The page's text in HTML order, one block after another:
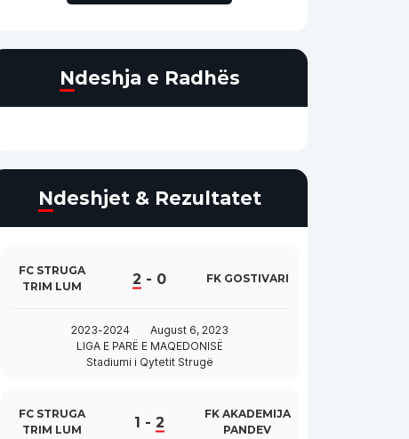
Ndeshja e Radhës
Ndeshjet & Rezultatet
FC STRUGA
TRIM LUM
2 - 0 FK GOSTIVARI
2023-2024
August 6, 2023
LIGA E PARË E MAQEDONISË
Stadiumi i Qytetit Strugë
FC STRUGA
TRIM LUM
1 - 2
FK AKADEMIJA
PANDEV